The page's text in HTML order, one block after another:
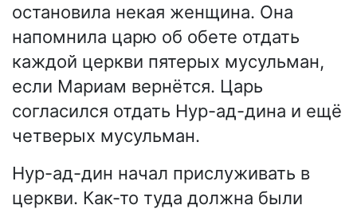
остановила некая женщина. Она
напомнила царю об обете отдать
каждой церкви пятерых мусульман,
если Мариам вернётся. Царь
согласился отдать Нур-ад-дина и ещё
четверых мусульман.
Нур-ад-дин начал прислуживать в
церкви. Как-то туда должна были